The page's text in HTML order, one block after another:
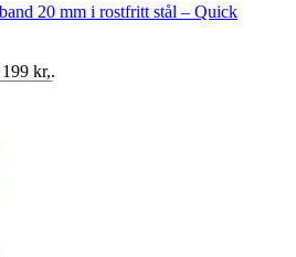
20 mm i rostfritt stål – Quick
199 kr,.